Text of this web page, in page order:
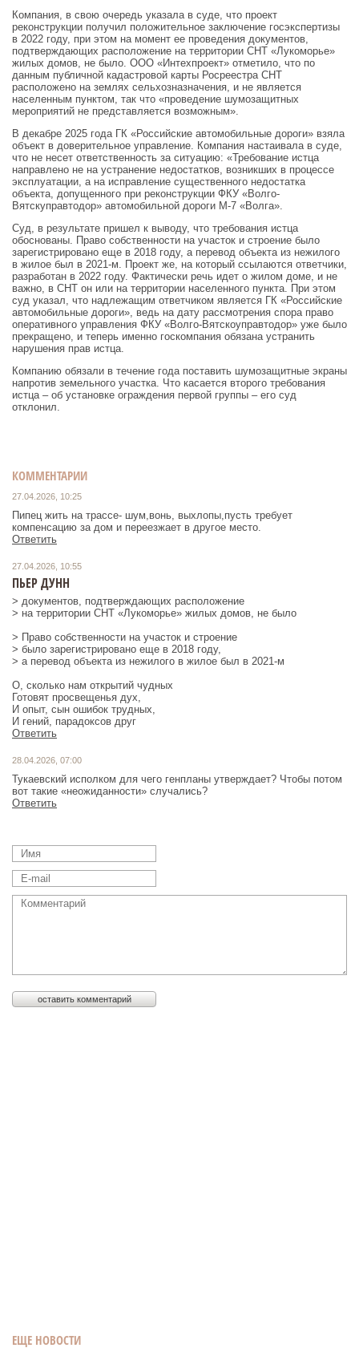
ЕЩЕ НОВОСТИ
Компания, в свою очередь указала в суде, что проект
реконструкции получил положительное заключение госэкспертизы
в 2022 году, при этом на момент ее проведения документов,
подтверждающих расположение на территории СНТ «Лукоморье»
жилых домов, не было. ООО «Интехпроект» отметило, что по
данным публичной кадастровой карты Росреестра СНТ
расположено на землях сельхозназначения, и не является
населенным пунктом, так что «проведение шумозащитных
мероприятий не представляется возможным».
В декабре 2025 года ГК «Российские автомобильные дороги» взяла
объект в доверительное управление. Компания настаивала в суде,
что не несет ответственность за ситуацию: «Требование истца
направлено не на устранение недостатков, возникших в процессе
эксплуатации, а на исправление существенного недостатка
объекта, допущенного при реконструкции ФКУ «Волго-
Вятскуправтодор» автомобильной дороги М-7 «Волга».
Суд, в результате пришел к выводу, что требования истца
обоснованы. Право собственности на участок и строение было
зарегистрировано еще в 2018 году, а перевод объекта из нежилого
в жилое был в 2021-м. Проект же, на который ссылаются ответчики,
разработан в 2022 году. Фактически речь идет о жилом доме, и не
важно, в СНТ он или на территории населенного пункта. При этом
суд указал, что надлежащим ответчиком является ГК «Российские
автомобильные дороги», ведь на дату рассмотрения спора право
оперативного управления ФКУ «Волго-Вятскоуправтодор» уже было
прекращено, и теперь именно госкомпания обязана устранить
нарушения прав истца.
Компанию обязали в течение года поставить шумозащитные экраны
напротив земельного участка. Что касается второго требования
истца – об установке ограждения первой группы – его суд
отклонил.
КОММЕНТАРИИ
27.04.2026, 10:25
Пипец жить на трассе- шум,вонь, выхлопы,пусть требует
компенсацию за дом и переезжает в другое место.
Ответить
27.04.2026, 10:55
ПЬЕР ДУНН
> документов, подтверждающих расположение
> на территории СНТ «Лукоморье» жилых домов, не было
> Право собственности на участок и строение
> было зарегистрировано еще в 2018 году,
> а перевод объекта из нежилого в жилое был в 2021-м
О, сколько нам открытий чудных
Готовят просвещенья дух,
И опыт, сын ошибок трудных,
И гений, парадоксов друг
Ответить
28.04.2026, 07:00
Тукаевский исполком для чего генпланы утверждает? Чтобы потом
Ответить